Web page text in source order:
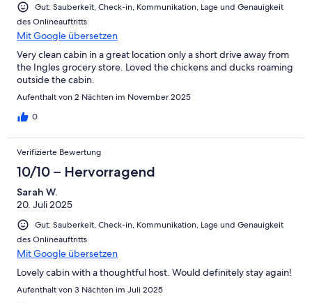
Gut: Sauberkeit, Check-in, Kommunikation, Lage und Genauigkeit
des Onlineauftritts
Mit Google übersetzen
Very clean cabin in a great location only a short drive away from
the Ingles grocery store. Loved the chickens and ducks roaming
outside the cabin.
Aufenthalt von 2 Nächten im November 2025
0
Verifizierte Bewertung
10/10 – Hervorragend
Sarah W.
20. Juli 2025
Gut: Sauberkeit, Check-in, Kommunikation, Lage und Genauigkeit
des Onlineauftritts
Mit Google übersetzen
Lovely cabin with a thoughtful host. Would definitely stay again!
Aufenthalt von 3 Nächten im Juli 2025